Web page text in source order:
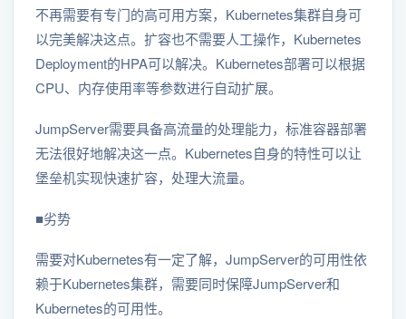
不再需要有专门的高可用方案，Kubernetes集群自身可
以完美解决这点。扩容也不需要人工操作，Kubernetes
Deployment的HPA可以解决。Kubernetes部署可以根据
CPU、内存使用率等参数进行自动扩展。
JumpServer需要具备高流量的处理能力，标准容器部署
无法很好地解决这一点。Kubernetes自身的特性可以让
堡垒机实现快速扩容，处理大流量。
■劣势
需要对Kubernetes有一定了解，JumpServer的可用性依
赖于Kubernetes集群，需要同时保障JumpServer和
Kubernetes的可用性。